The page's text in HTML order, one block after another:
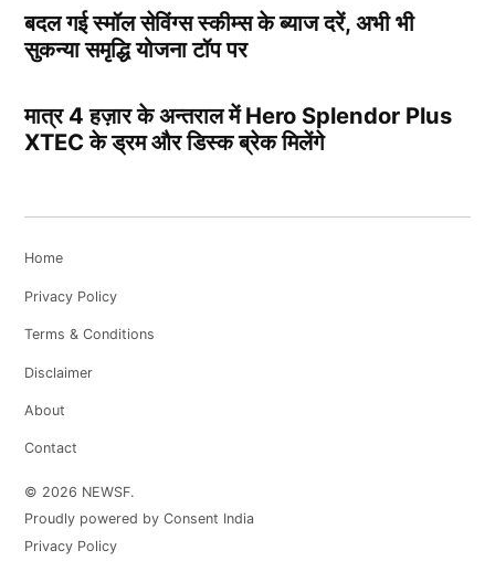
बदल गई स्मॉल सेविंग्स स्कीम्स के ब्याज दरें, अभी भी
सुकन्या समृद्धि योजना टॉप पर
मात्र 4 हज़ार के अन्तराल में Hero Splendor Plus
XTEC के ड्रम और डिस्क ब्रेक मिलेंगे
Home
Privacy Policy
Terms & Conditions
Disclaimer
About
Contact
© 2026 NEWSF.
Proudly powered by Consent India
Privacy Policy